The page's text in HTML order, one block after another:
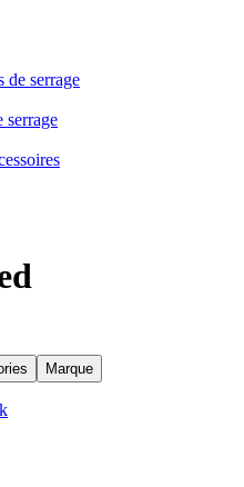
de serrage
serrage
Marque